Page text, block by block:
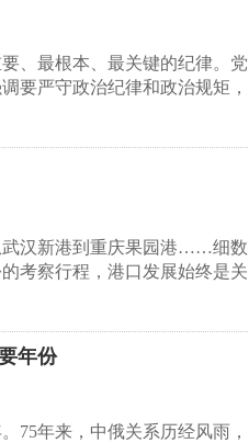
、最根本、最关键的纪律。党
要严守政治纪律和政治规矩，
武汉新港到重庆果园港……细数
考察行程，港口发展始终是关
年份
75年来，中俄关系历经风雨，